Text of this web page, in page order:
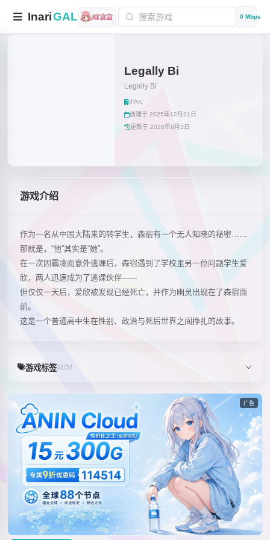
InariGAL 0 Mbps
Legally Bi
Legally Bi
d'Arc
创建于 2025年12月21日
更新于 2026年8月3日
游戏介绍
作为一名从中国大陆来的转学生，森宿有一个无人知晓的秘密……
那就是，“他”其实是“她”。
在一次因霸凌而意外逃课后，森宿遇到了学校里另一位问题学生爱
欣，两人迅速成为了逃课伙伴——
但仅仅一天后，爱欣被发现已经死亡，并作为幽灵出现在了森宿面
前。
这是一个普通高中生在性别、政治与死后世界之间挣扎的故事。
游戏标签31/31
广告